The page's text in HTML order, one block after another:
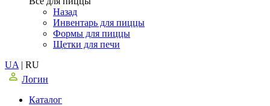
Назад
Инвентарь для пиццы
Формы для пиццы
Щетки для печи
UA | RU
Логин
Каталог